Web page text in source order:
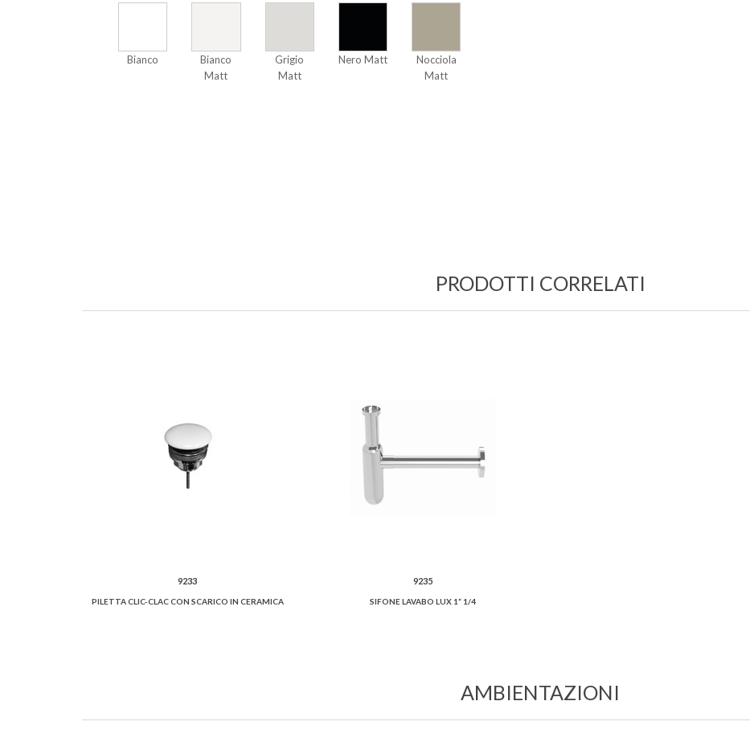
Bianco
Bianco
Matt
Grigio
Matt
Nero Matt
Nocciola
Matt
PRODOTTI CORRELATI
9233
PILETTA CLIC-CLAC CON SCARICO IN CERAMICA
9235
SIFONE LAVABO LUX 1” 1/4
AMBIENTAZIONI